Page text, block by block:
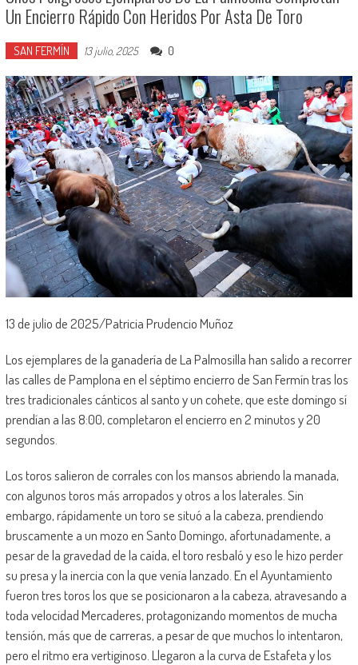
Un Encierro Rápido Con Heridos Por Asta De Toro
SAN FERMÍN 13 julio, 2025 0
13 de julio de 2025/Patricia Prudencio Muñoz
Los ejemplares de la ganadería de La Palmosilla han salido a recorrer
las calles de Pamplona en el séptimo encierro de San Fermín tras los
tres tradicionales cánticos al santo y un cohete, que este domingo sí
prendían a las 8:00, completaron el encierro en 2 minutos y 20
segundos.
Los toros salieron de corrales con los mansos abriendo la manada,
con algunos toros más arropados y otros a los laterales. Sin
embargo, rápidamente un toro se situó a la cabeza, prendiendo
bruscamente a un mozo en Santo Domingo, afortunadamente, a
pesar de la gravedad de la caída, el toro resbaló y eso le hizo perder
su presa y la inercia con la que venía lanzado. En el Ayuntamiento
fueron tres toros los que se posicionaron a la cabeza, atravesando a
toda velocidad Mercaderes, protagonizando momentos de mucha
tensión, más que de carreras, a pesar de que muchos lo intentaron,
pero el ritmo era vertiginoso. Llegaron a la curva de Estafeta y los